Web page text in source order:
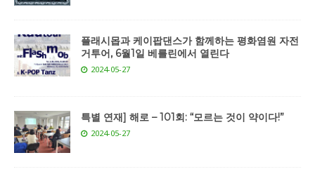
플래시몹과 케이팝댄스가 함께하는 평화염원 자전
거투어, 6월1일 베를린에서 열린다
2024-05-27
특별 연재] 해로 – 101회: “모르는 것이 약이다!”
2024-05-27